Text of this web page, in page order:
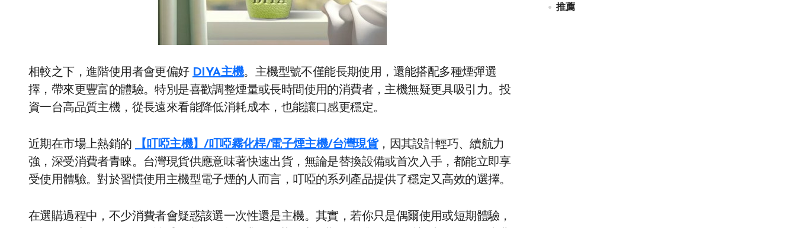
相較之下，進階使用者會更偏好 DIYA主機。主機型號不僅能長期使用，還能搭配多種煙彈選
擇，帶來更豐富的體驗。特別是喜歡調整煙量或長時間使用的消費者，主機無疑更具吸引力。投
資一台高品質主機，從長遠來看能降低消耗成本，也能讓口感更穩定。
近期在市場上熱銷的 【叮啞主機】/叮啞霧化桿/電子煙主機/台灣現貨，因其設計輕巧、續航力
強，深受消費者青睞。台灣現貨供應意味著快速出貨，無論是替換設備或首次入手，都能立即享
受使用體驗。對於習慣使用主機型電子煙的人而言，叮啞的系列產品提供了穩定又高效的選擇。
在選購過程中，不少消費者會疑惑該選一次性還是主機。其實，若你只是偶爾使用或短期體驗，
推薦